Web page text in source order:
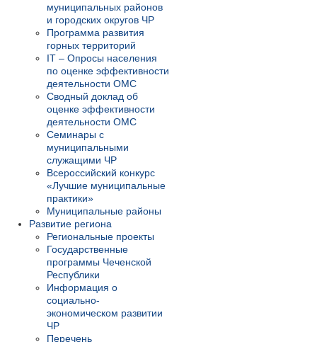
муниципальных районов
и городских округов ЧР
Программа развития
горных территорий
IT – Опросы населения
по оценке эффективности
деятельности ОМС
Сводный доклад об
оценке эффективности
деятельности ОМС
Семинары с
муниципальными
служащими ЧР
Всероссийский конкурс
«Лучшие муниципальные
практики»
Муниципальные районы
Развитие региона
Региональные проекты
Государственные
программы Чеченской
Республики
Информация о
социально-
экономическом развитии
ЧР
Перечень